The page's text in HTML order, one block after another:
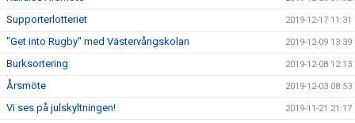
Supporterlotteriet 2019-12-17 11:31
"Get into Rugby" med Västervångskolan 2019-12-09 13:39
Burksortering 2019-12-08 12:13
Årsmöte 2019-12-03 08:53
Vi ses på julskyltningen! 2019-11-21 21:17